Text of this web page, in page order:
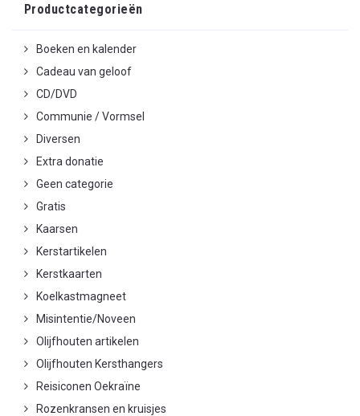
Productcategorieën
Boeken en kalender
Cadeau van geloof
CD/DVD
Communie / Vormsel
Diversen
Extra donatie
Geen categorie
Gratis
Kaarsen
Kerstartikelen
Kerstkaarten
Koelkastmagneet
Misintentie/Noveen
Olijfhouten artikelen
Olijfhouten Kersthangers
Reisiconen Oekraïne
Rozenkransen en kruisjes